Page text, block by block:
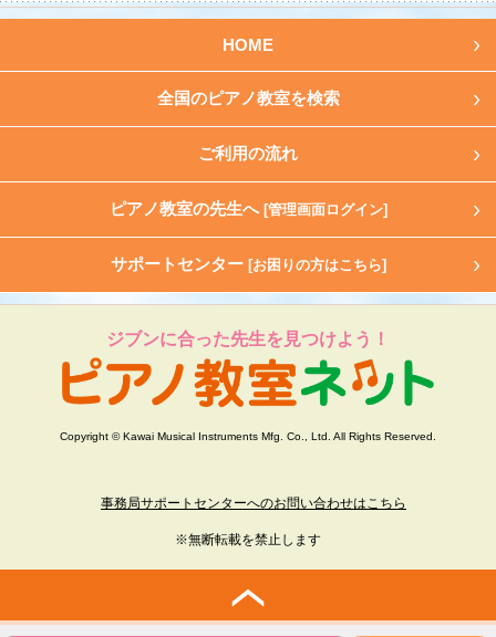
HOME
全国のピアノ教室を検索
ご利用の流れ
ピアノ教室の先生へ [管理画面ログイン]
サポートセンター [お困りの方はこちら]
ジブンに合った先生を見つけよう！
Copyright © Kawai Musical Instruments Mfg. Co., Ltd. All Rights Reserved.
事務局サポートセンターへのお問い合わせはこちら
※無断転載を禁止します